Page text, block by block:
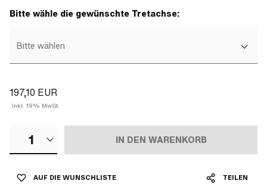
Bitte wähle die gewünschte Tretachse:
Bitte wählen
197,10 EUR
Inkl. 19% MwSt.
1 IN DEN WARENKORB
AUF DIE WUNSCHLISTE TEILEN